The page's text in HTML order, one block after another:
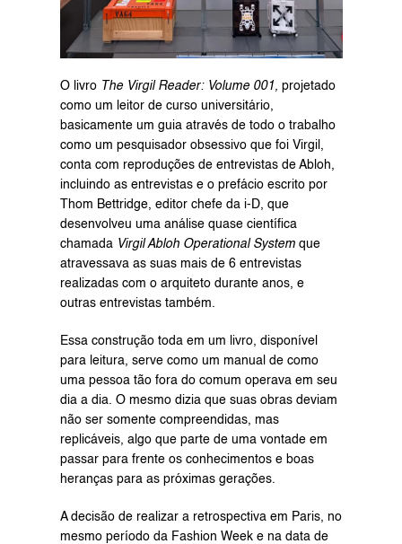
O livro The Virgil Reader: Volume 001, projetado
como um leitor de curso universitário,
basicamente um guia através de todo o trabalho
como um pesquisador obsessivo que foi Virgil,
conta com reproduções de entrevistas de Abloh,
incluindo as entrevistas e o prefácio escrito por
Thom Bettridge, editor chefe da i-D, que
desenvolveu uma análise quase científica
chamada Virgil Abloh Operational System que
atravessava as suas mais de 6 entrevistas
realizadas com o arquiteto durante anos, e
outras entrevistas também.
Essa construção toda em um livro, disponível
para leitura, serve como um manual de como
uma pessoa tão fora do comum operava em seu
dia a dia. O mesmo dizia que suas obras deviam
não ser somente compreendidas, mas
replicáveis, algo que parte de uma vontade em
passar para frente os conhecimentos e boas
heranças para as próximas gerações.
A decisão de realizar a retrospectiva em Paris, no
mesmo período da Fashion Week e na data de